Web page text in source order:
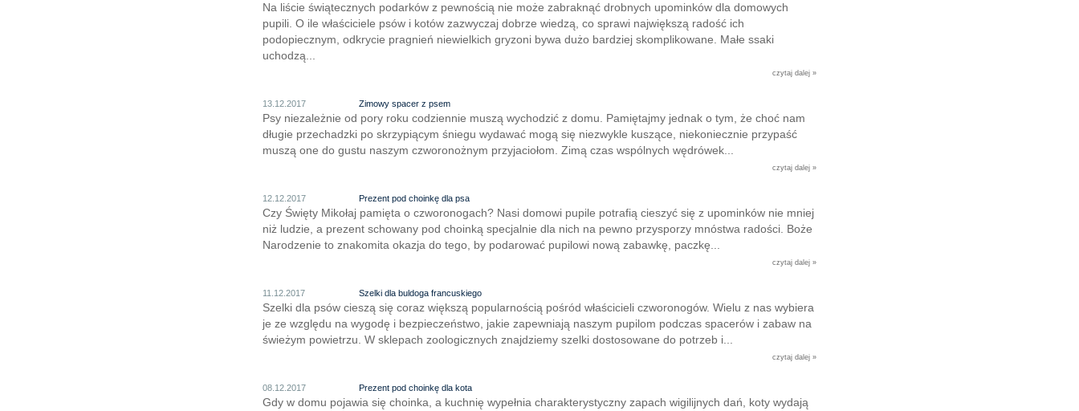
Na liście świątecznych podarków z pewnością nie może zabraknąć drobnych upominków dla domowych
pupili. O ile właściciele psów i kotów zazwyczaj dobrze wiedzą, co sprawi największą radość ich
podopiecznym, odkrycie pragnień niewielkich gryzoni bywa dużo bardziej skomplikowane. Małe ssaki
uchodzą...
czytaj dalej »
13.12.2017 Zimowy spacer z psem
Psy niezależnie od pory roku codziennie muszą wychodzić z domu. Pamiętajmy jednak o tym, że choć nam
długie przechadzki po skrzypiącym śniegu wydawać mogą się niezwykle kuszące, niekoniecznie przypaść
muszą one do gustu naszym czworonożnym przyjaciołom. Zimą czas wspólnych wędrówek...
czytaj dalej »
12.12.2017 Prezent pod choinkę dla psa
Czy Święty Mikołaj pamięta o czworonogach? Nasi domowi pupile potrafią cieszyć się z upominków nie mniej
niż ludzie, a prezent schowany pod choinką specjalnie dla nich na pewno przysporzy mnóstwa radości. Boże
Narodzenie to znakomita okazja do tego, by podarować pupilowi nową zabawkę, paczkę...
czytaj dalej »
11.12.2017 Szelki dla buldoga francuskiego
Szelki dla psów cieszą się coraz większą popularnością pośród właścicieli czworonogów. Wielu z nas wybiera
je ze względu na wygodę i bezpieczeństwo, jakie zapewniają naszym pupilom podczas spacerów i zabaw na
świeżym powietrzu. W sklepach zoologicznych znajdziemy szelki dostosowane do potrzeb i...
czytaj dalej »
08.12.2017 Prezent pod choinkę dla kota
Gdy w domu pojawia się choinka, a kuchnię wypełnia charakterystyczny zapach wigilijnych dań, koty wydają